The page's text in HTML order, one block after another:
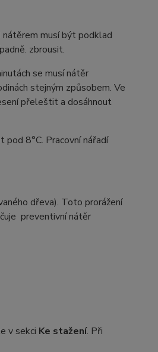
musí být podklad
zbrousit.
se musí nátěr
stejným způsobem. Ve
přeleštit a dosáhnout
8°C. Pracovní nářadí
dřeva). Toto prorážení
preventivní nátěr
v sekci Ke stažení. Při